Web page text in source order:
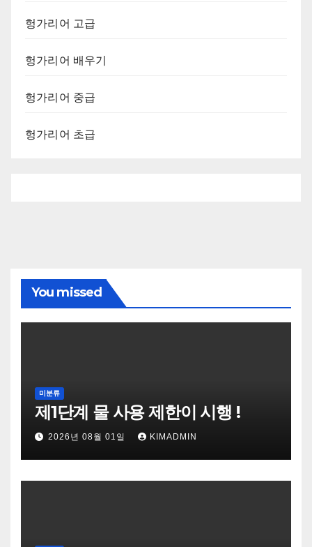
헝가리어 고급
헝가리어 배우기
헝가리어 중급
헝가리어 초급
You missed
미분류
제1단계 물 사용 제한이 시행 !
2026년 08월 01일 KIMADMIN